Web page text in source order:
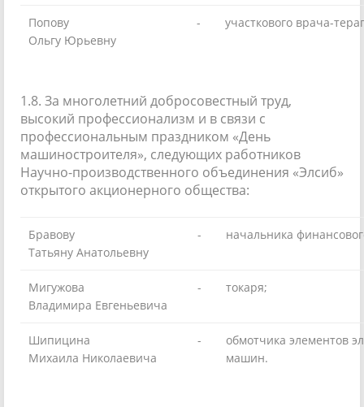
Попову
Ольгу Юрьевну
- участкового врача-
1.8. За многолетний добросовестный труд,
высокий профессионализм и в связи с
профессиональным праздником «День
машиностроителя», следующих работников
Научно-производственного объединения «Элсиб»
открытого акционерного общества:
Бравову
Татьяну Анатольевну
- начальника
Мигужова
Владимира Евгеньевича
- токаря;
Шипицина
Михаила Николаевича
-
обмотчика элементов
машин.